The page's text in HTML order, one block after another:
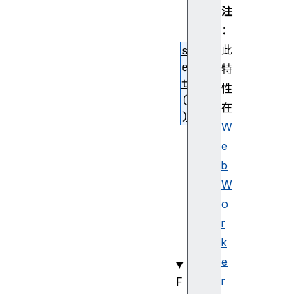
注
：
此
特
性
在
W
e
b
W
o
r
k
e
r
s
e
t
(
)
F